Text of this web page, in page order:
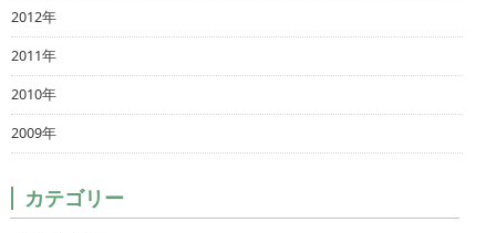
2012年
2011年
2010年
2009年
カテゴリー